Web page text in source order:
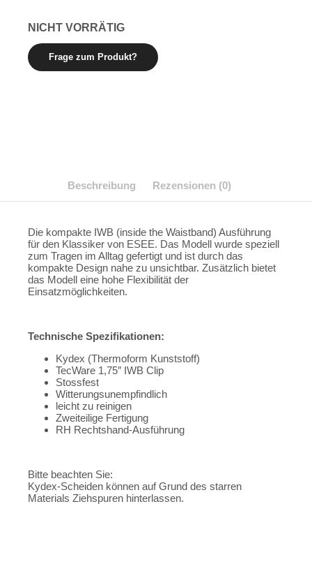
NICHT VORRÄTIG
Beschreibung Rezensionen (0)
Die kompakte IWB (inside the Waistband) Ausführung
für den Klassiker von ESEE. Das Modell wurde speziell
zum Tragen im Alltag gefertigt und ist durch das
kompakte Design nahe zu unsichtbar. Zusätzlich bietet
das Modell eine hohe Flexibilität der
Einsatzmöglichkeiten.
Technische Spezifikationen:
Kydex (Thermoform Kunststoff)
TecWare 1,75″ IWB Clip
Stossfest
Witterungsunempfindlich
leicht zu reinigen
Zweiteilige Fertigung
RH Rechtshand-Ausführung
Bitte beachten Sie:
Kydex-Scheiden können auf Grund des starren
Materials Ziehspuren hinterlassen.